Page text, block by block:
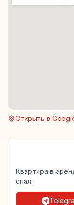
Открыть в
Квартира в
спал.